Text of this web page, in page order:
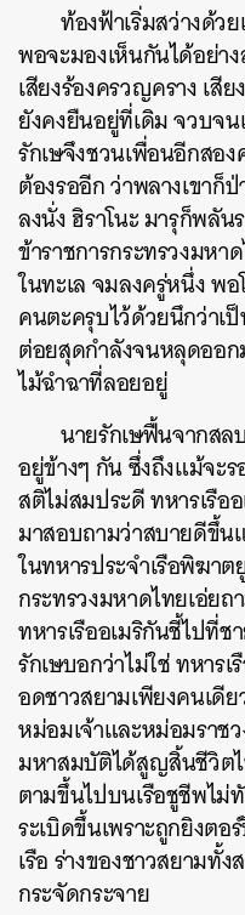
ท้องฟ้าเริ่มสว่างด้
พอจะมองเห็นกันได้อย่า
เสียงร้องครวญคราง เสี
ยังคงยืนอยู่ที่เดิม จวบจน
รักเษจึงชวนเพื่อนอีกสอ
ต้องรออีก ว่าพลางเขา
ลงนั่ง ฮิราโนะ มารุก็พลั
ข้าราชการกระทรวงมหา
ในทะเล จมลงครู่หนึ่ง พ
คนตะครุบไว้ด้วยนึกว่าเ
ต่อยสุดกำลังจนหลุดออก
ไม้ฉำฉาที่ลอยอยู่
นายรักเษฟื้นจากส
อยู่ข้างๆ กัน ซึ่งถึงแม้จะ
สติไม่สมประดี ทหารเรือ
มาสอบถามว่าสบายดีขึ้น
ในทหารประจำเรือพิฆาต
กระทรวงมหาดไทยเอ่ย
ทหารเรืออเมริกันชี้ไปที่ช
รักเษบอกว่าไม่ใช่ ทหาร
อดชาวสยามเพียงคนเดี
หม่อมเจ้าและหม่อมราช
มหาสมบัติได้สูญสิ้นชีวิต
ตามขึ้นไปบนเรือชูชีพไม่
ระเบิดขึ้นเพราะถูกยิงตอ
เรือ ร่างของชาวสยามทั้
กระจัดกระจาย